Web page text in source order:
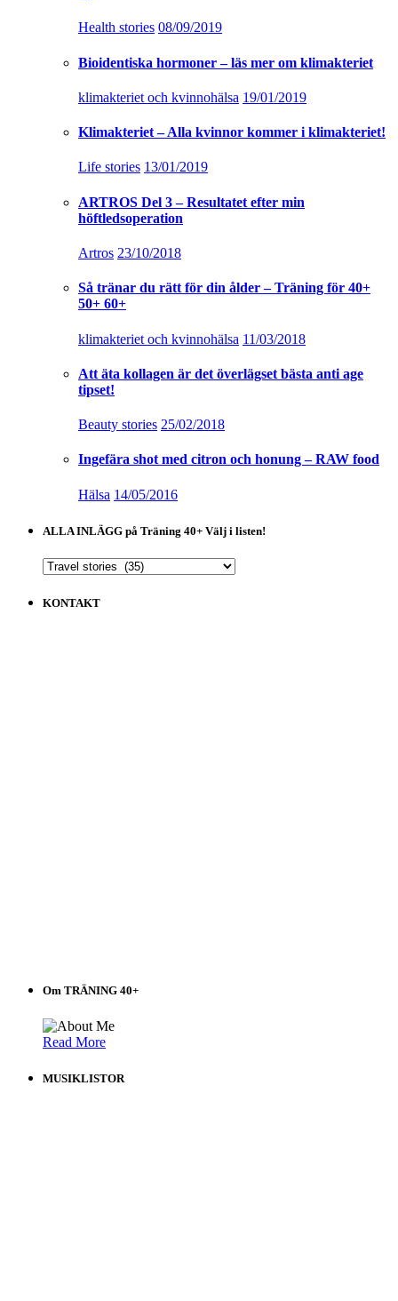
Health stories 08/09/2019
Bioidentiska hormoner – läs mer om klimakteriet
klimakteriet och kvinnohälsa 19/01/2019
Klimakteriet – Alla kvinnor kommer i klimakteriet!
Life stories 13/01/2019
ARTROS Del 3 – Resultatet efter min
höftledsoperation
Artros 23/10/2018
Så tränar du rätt för din ålder – Träning för 40+
50+ 60+
klimakteriet och kvinnohälsa 11/03/2018
Att äta kollagen är det överlägset bästa anti age
tipset!
Beauty stories 25/02/2018
Ingefära shot med citron och honung – RAW food
Hälsa 14/05/2016
ALLA INLÄGG på Träning 40+ Välj i listen!
ALLA
på
KONTAKT
Om TRÄNING 40+
Read More
MUSIKLISTOR